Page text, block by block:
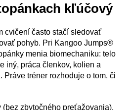
kľúčový
cvičení často stačí sledovať
pohyb. Pri Kangoo Jumps®
menia biomechaniku: telo
iný, práca členkov, kolien a
Práve tréner rozhoduje o tom, či
(bez zbytočného preťažovania),